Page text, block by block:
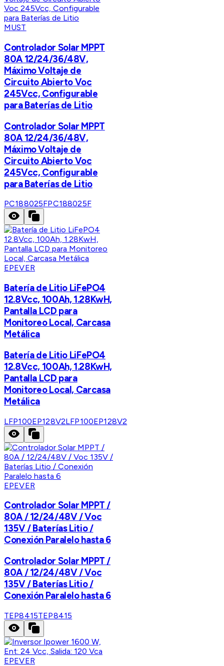
MUST
Controlador Solar MPPT
80A 12/24/36/48V,
Máximo Voltaje de
Circuito Abierto Voc
245Vcc, Configurable
para Baterías de Litio
Controlador Solar MPPT
80A 12/24/36/48V,
Máximo Voltaje de
Circuito Abierto Voc
245Vcc, Configurable
para Baterías de Litio
PC188025FPC188025F
EPEVER
Batería de Litio LiFePO4
12.8Vcc, 100Ah, 1.28KwH,
Pantalla LCD para
Monitoreo Local, Carcasa
Metálica
Batería de Litio LiFePO4
12.8Vcc, 100Ah, 1.28KwH,
Pantalla LCD para
Monitoreo Local, Carcasa
Metálica
LFP100EP128V2LFP100EP128V2
EPEVER
Controlador Solar MPPT /
80A / 12/24/48V / Voc
135V / Baterías Litio /
Conexión Paralelo hasta 6
Controlador Solar MPPT /
80A / 12/24/48V / Voc
135V / Baterías Litio /
Conexión Paralelo hasta 6
TEP8415TEP8415
EPEVER